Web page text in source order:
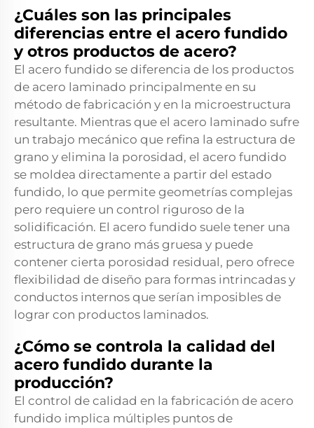
¿Cuáles son las principales
diferencias entre el acero fundido
y otros productos de acero?
El acero fundido se diferencia de los productos
de acero laminado principalmente en su
método de fabricación y en la microestructura
resultante. Mientras que el acero laminado sufre
un trabajo mecánico que refina la estructura de
grano y elimina la porosidad, el acero fundido
se moldea directamente a partir del estado
fundido, lo que permite geometrías complejas
pero requiere un control riguroso de la
solidificación. El acero fundido suele tener una
estructura de grano más gruesa y puede
contener cierta porosidad residual, pero ofrece
flexibilidad de diseño para formas intrincadas y
conductos internos que serían imposibles de
lograr con productos laminados.
¿Cómo se controla la calidad del
acero fundido durante la
producción?
El control de calidad en la fabricación de acero
fundido implica múltiples puntos de